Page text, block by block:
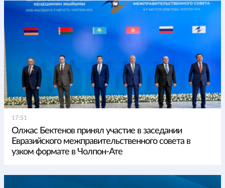
17:51
Олжас Бектенов принял участие в заседании
Евразийского межправительственного совета в
узком формате в Чолпон-Ате